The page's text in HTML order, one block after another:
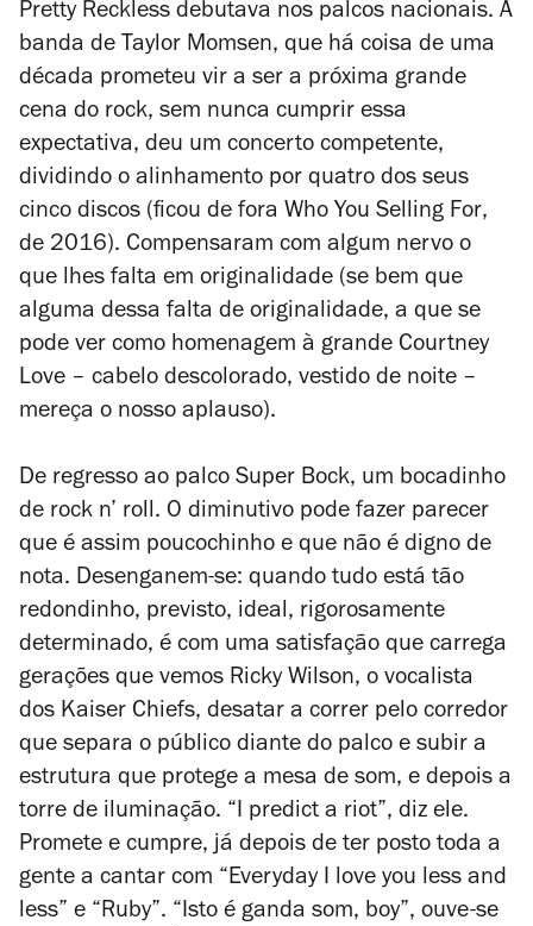
Pretty Reckless debutava nos palcos nacionais. A
banda de Taylor Momsen, que há coisa de uma
década prometeu vir a ser a próxima grande
cena do rock, sem nunca cumprir essa
expectativa, deu um concerto competente,
dividindo o alinhamento por quatro dos seus
cinco discos (ficou de fora Who You Selling For,
de 2016). Compensaram com algum nervo o
que lhes falta em originalidade (se bem que
alguma dessa falta de originalidade, a que se
pode ver como homenagem à grande Courtney
Love – cabelo descolorado, vestido de noite –
mereça o nosso aplauso).
De regresso ao palco Super Bock, um bocadinho
de rock n’ roll. O diminutivo pode fazer parecer
que é assim poucochinho e que não é digno de
nota. Desenganem-se: quando tudo está tão
redondinho, previsto, ideal, rigorosamente
determinado, é com uma satisfação que carrega
gerações que vemos Ricky Wilson, o vocalista
dos Kaiser Chiefs, desatar a correr pelo corredor
que separa o público diante do palco e subir a
estrutura que protege a mesa de som, e depois a
torre de iluminação. “I predict a riot”, diz ele.
Promete e cumpre, já depois de ter posto toda a
gente a cantar com “Everyday I love you less and
less” e “Ruby”. “Isto é ganda som, boy”, ouve-se